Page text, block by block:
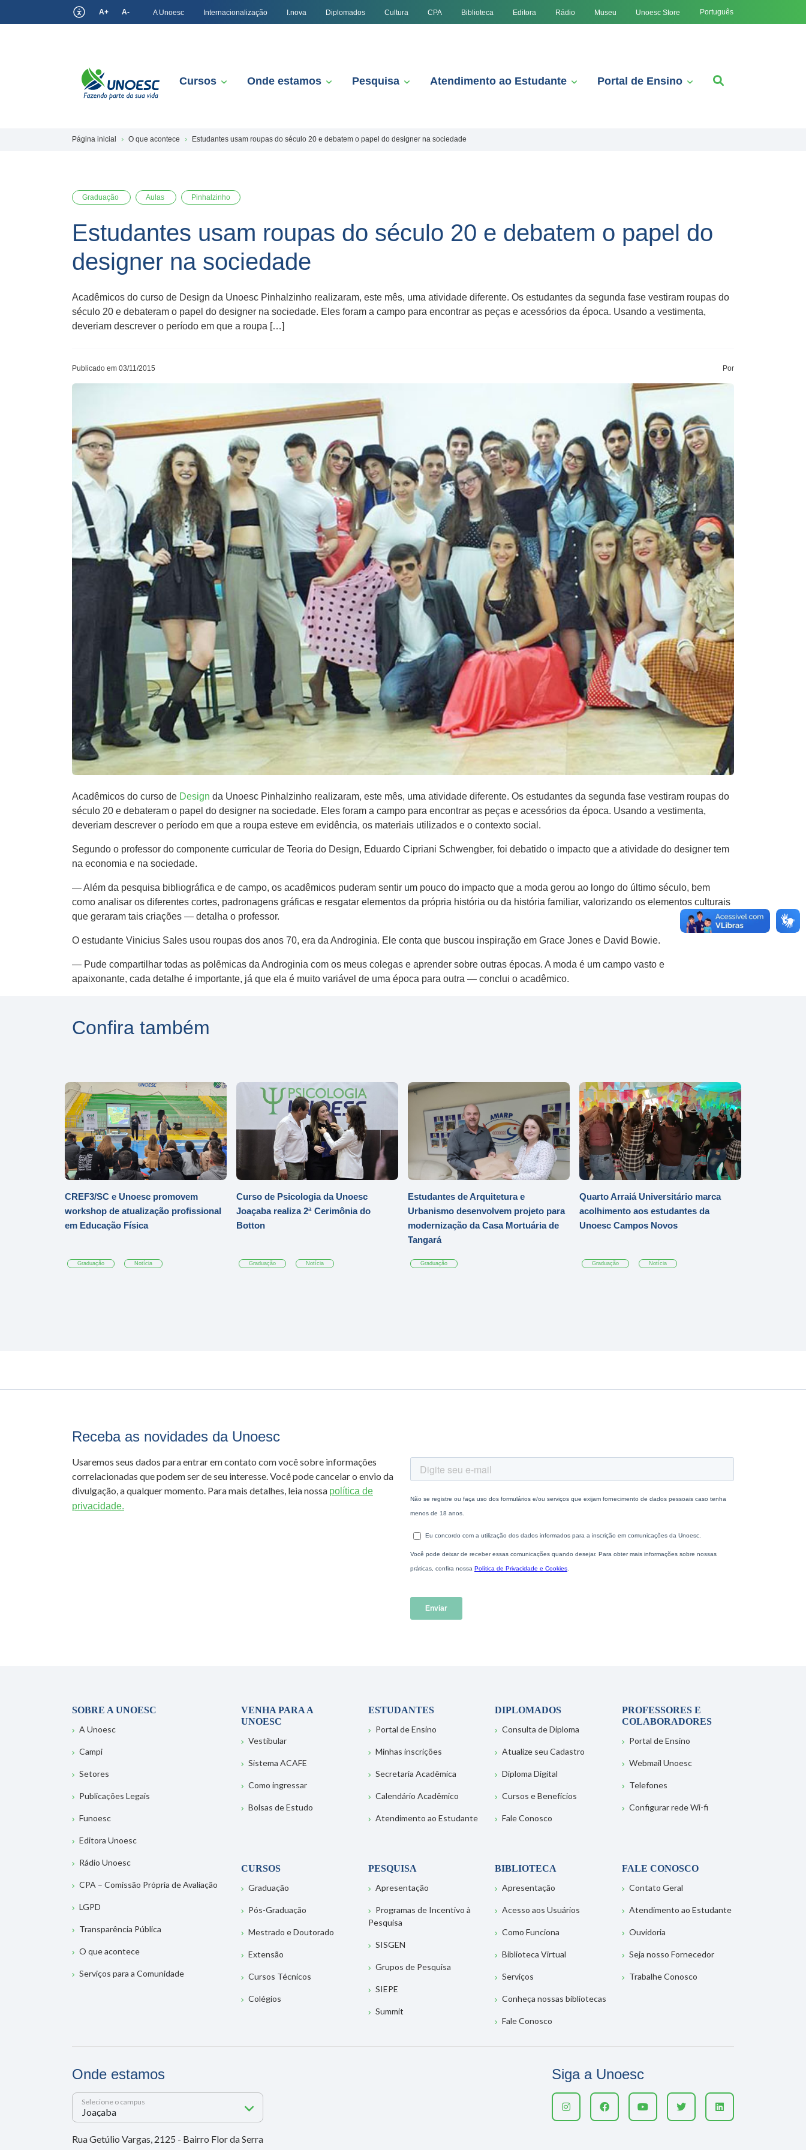
A+ A- A Unoesc Internacionalização I.nova Diplomados Cultura CPA Biblioteca Editora Rádio Museu Unoesc Store Português
Cursos Onde estamos Pesquisa Atendimento ao Estudante Portal de Ensino
Página inicial O que acontece Estudantes usam roupas do século 20 e debatem o papel do designer na sociedade
Graduação Aulas Pinhalzinho
Estudantes usam roupas do século 20 e debatem o papel do
designer na sociedade
Acadêmicos do curso de Design da Unoesc Pinhalzinho realizaram, este mês, uma atividade diferente. Os estudantes da segunda fase vestiram roupas do
século 20 e debateram o papel do designer na sociedade. Eles foram a campo para encontrar as peças e acessórios da época. Usando a vestimenta,
deveriam descrever o período em que a roupa […]
Publicado em 03/11/2015 Por
Acadêmicos do curso de Design da Unoesc Pinhalzinho realizaram, este mês, uma atividade diferente. Os estudantes da segunda fase vestiram roupas do
século 20 e debateram o papel do designer na sociedade. Eles foram a campo para encontrar as peças e acessórios da época. Usando a vestimenta,
deveriam descrever o período em que a roupa esteve em evidência, os materiais utilizados e o contexto social.
Segundo o professor do componente curricular de Teoria do Design, Eduardo Cipriani Schwengber, foi debatido o impacto que a atividade do designer tem
na economia e na sociedade.
— Além da pesquisa bibliográfica e de campo, os acadêmicos puderam sentir um pouco do impacto que a moda gerou ao longo do último século, bem
como analisar os diferentes cortes, padronagens gráficas e resgatar elementos da própria história ou da história familiar, valorizando os elementos culturais
que geraram tais criações — detalha o professor.
O estudante Vinicius Sales usou roupas dos anos 70, era da Androginia. Ele conta que buscou inspiração em Grace Jones e David Bowie.
— Pude compartilhar todas as polêmicas da Androginia com os meus colegas e aprender sobre outras épocas. A moda é um campo vasto e
apaixonante, cada detalhe é importante, já que ela é muito variável de uma época para outra — conclui o acadêmico.
Confira também
CREF3/SC e Unoesc promovem
workshop de atualização profissional
em Educação Física
Graduação Notícia
Curso de Psicologia da Unoesc
Joaçaba realiza 2ª Cerimônia do
Botton
Graduação Notícia
Estudantes de Arquitetura e
Urbanismo desenvolvem projeto para
modernização da Casa Mortuária de
Tangará
Graduação
Quarto Arraiá Universitário marca
acolhimento aos estudantes da
Unoesc Campos Novos
Graduação Notícia
Receba as novidades da Unoesc
Usaremos seus dados para entrar em contato com você sobre informações
correlacionadas que podem ser de seu interesse. Você pode cancelar o envio da
divulgação, a qualquer momento. Para mais detalhes, leia nossa política de
privacidade.
SOBRE A UNOESC
A Unoesc
Campi
Setores
Publicações Legais
Funoesc
Editora Unoesc
Rádio Unoesc
CPA – Comissão Própria de Avaliação
LGPD
Transparência Pública
O que acontece
Serviços para a Comunidade
VENHA PARA A
UNOESC
Vestibular
Sistema ACAFE
Como ingressar
Bolsas de Estudo
ESTUDANTES
Portal de Ensino
Minhas inscrições
Secretaria Acadêmica
Calendário Acadêmico
Atendimento ao Estudante
DIPLOMADOS
Consulta de Diploma
Atualize seu Cadastro
Diploma Digital
Cursos e Benefícios
Fale Conosco
PROFESSORES E
COLABORADORES
Portal de Ensino
Webmail Unoesc
Telefones
Configurar rede Wi-fi
CURSOS
Graduação
Pós-Graduação
Mestrado e Doutorado
Extensão
Cursos Técnicos
Colégios
PESQUISA
Apresentação
Programas de Incentivo à
Pesquisa
SISGEN
Grupos de Pesquisa
SIEPE
Summit
BIBLIOTECA
Apresentação
Acesso aos Usuários
Como Funciona
Biblioteca Virtual
Serviços
Conheça nossas bibliotecas
Fale Conosco
FALE CONOSCO
Contato Geral
Atendimento ao Estudante
Ouvidoria
Seja nosso Fornecedor
Trabalhe Conosco
Onde estamos
Selecione o campus
Rua Getúlio Vargas, 2125 - Bairro Flor da Serra
Siga a Unoesc